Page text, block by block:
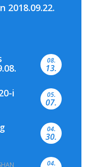
várja a
2018.09.22.
08.
13.
i 05.
07.
04.
30.
04.